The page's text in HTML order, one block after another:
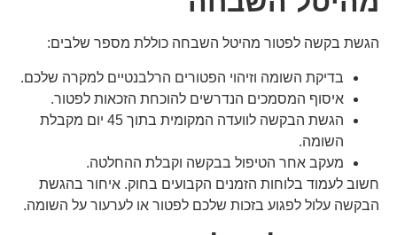
הגשת בקשה לפטור מהיטל השבחה כוללת מספר שלבים:
בדיקת השומה וזיהוי הפטורים הרלבנטיים למקרה שלכם.
איסוף המסמכים הנדרשים להוכחת הזכאות לפטור.
הגשת הבקשה לוועדה המקומית בתוך 45 יום מקבלת
השומה.
מעקב אחר הטיפול בבקשה וקבלת ההחלטה.
חשוב לעמוד בלוחות הזמנים הקבועים בחוק. איחור בהגשת
הבקשה עלול לפגוע בזכות שלכם לפטור או לערעור על השומה.